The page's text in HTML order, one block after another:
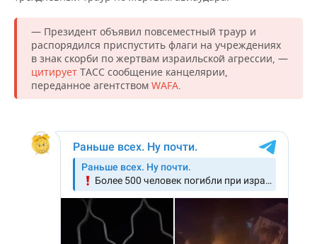
ЭНЕРГЕТИКА
УСЛУГИ
МЕДИА
ТЕЛЕКОММУНИКАЦИИ
ВЫЕЗДНАЯ РЕДАКЦИЯ
БИЗНЕС-БРАНЧИ
ONLINE-КОНФЕРЕНЦИИ
НОВОСТИ СПОРТА
ФУТБОЛ
ХОККЕЙ
ВОЛЕЙБОЛ
КИБЕРСПОРТ
ФИГУРНОЕ КАТАНИЕ
ОБЩЕСТВО
НОВОСТИ ОБЩЕСТВА
ВЛАСТЬ
ИСТОРИЯ
ФОТОГАЛЕРЕЯ
СЮЖЕТЫ
СПИСОК ПЕРСОН
СПИСОК КОМПАНИЙ
ПОЛНАЯ ВЕРСИЯ
— Президент объявил повсеместный траур и
распорядился приспустить флаги на учреждениях
в знак скорби по жертвам израильской агрессии, —
цитирует ТАСС сообщение канцелярии,
переданное агентством WAFA.